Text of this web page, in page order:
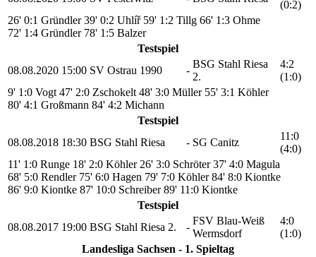
(0:2)
26' 0:1 Gründler39' 0:2 Uhlíř 59' 1:2 Tillg 66' 1:3 Ohme
72' 1:4 Gründler 78' 1:5 Balzer
Testspiel
08.08.2020 15:00 SV Ostrau 1990 -
BSG Stahl Riesa
2.
4:2
(1:0)
9' 1:0 Vogt 47' 2:0 Zschokelt 48' 3:0 Müller 55' 3:1 Köhler
80' 4:1 Großmann 84' 4:2 Michann
Testspiel
08.08.2018 18:30 BSG Stahl Riesa - SG Canitz
11:0
(4:0)
11' 1:0 Runge 18' 2:0 Köhler 26' 3:0 Schröter37' 4:0 Magula
68' 5:0 Rendler 75' 6:0 Hagen 79' 7:0 Köhler84' 8:0 Kiontke
86' 9:0 Kiontke 87' 10:0 Schreiber89' 11:0 Kiontke
Testspiel
08.08.2017 19:00 BSG Stahl Riesa 2. -
FSV Blau-Weiß
Wermsdorf
4:0
(1:0)
Landesliga Sachsen - 1. Spieltag